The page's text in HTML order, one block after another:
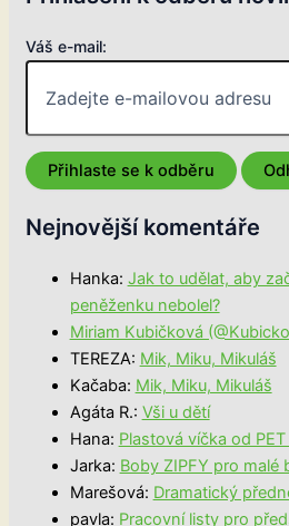
Váš e-mail:
Nejnovější komentáře
Hanka: Jak to udělat, aby
peněženku nebolel?
Miriam Kubičková
TEREZA: Mik, Miku, Mikuláš
Kačaba: Mik, Miku, Mikuláš
Agáta R.: Vši u dětí
Hana: Plastová víčka od
Jarka: Boby ZIPFY pro malé
Marešová: Dramatický
pavla: Pracovní listy pro